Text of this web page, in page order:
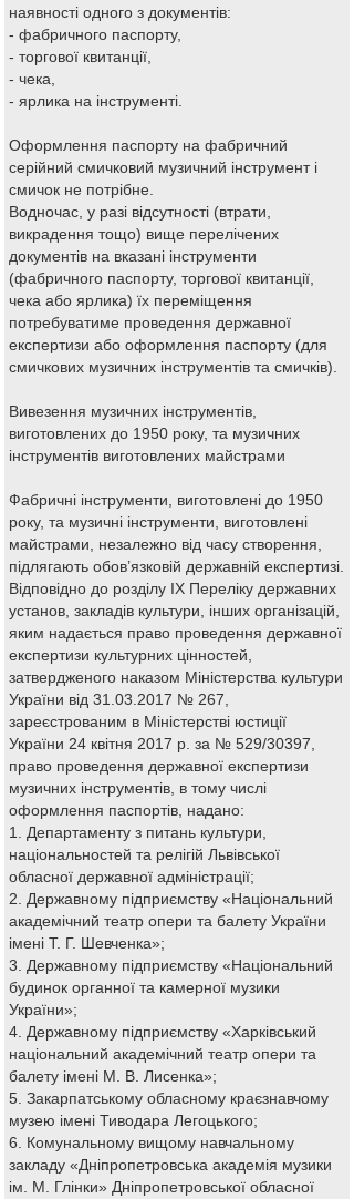
наявності одного з документів:
- фабричного паспорту,
- торгової квитанції,
- чека,
- ярлика на інструменті.
Оформлення паспорту на фабричний
серійний смичковий музичний інструмент і
смичок не потрібне.
Водночас, у разі відсутності (втрати,
викрадення тощо) вище перелічених
документів на вказані інструменти
(фабричного паспорту, торгової квитанції,
чека або ярлика) їх переміщення
потребуватиме проведення державної
експертизи або оформлення паспорту (для
смичкових музичних інструментів та смичків).
Вивезення музичних інструментів,
виготовлених до 1950 року, та музичних
інструментів виготовлених майстрами
Фабричні інструменти, виготовлені до 1950
року, та музичні інструменти, виготовлені
майстрами, незалежно від часу створення,
підлягають обов’язковій державній експертизі.
Відповідно до розділу ІХ Переліку державних
установ, закладів культури, інших організацій,
яким надається право проведення державної
експертизи культурних цінностей,
затвердженого наказом Міністерства культури
України від 31.03.2017 № 267,
зареєстрованим в Міністерстві юстиції
України 24 квітня 2017 р. за № 529/30397,
право проведення державної експертизи
музичних інструментів, в тому числі
оформлення паспортів, надано:
1. Департаменту з питань культури,
національностей та релігій Львівської
обласної державної адміністрації;
2. Державному підприємству «Національний
академічний театр опери та балету України
імені Т. Г. Шевченка»;
3. Державному підприємству «Національний
будинок органної та камерної музики
України»;
4. Державному підприємству «Харківський
національний академічний театр опери та
балету імені М. В. Лисенка»;
5. Закарпатському обласному краєзнавчому
музею імені Тиводара Легоцького;
6. Комунальному вищому навчальному
закладу «Дніпропетровська академія музики
ім. М. Глінки» Дніпропетровської обласної